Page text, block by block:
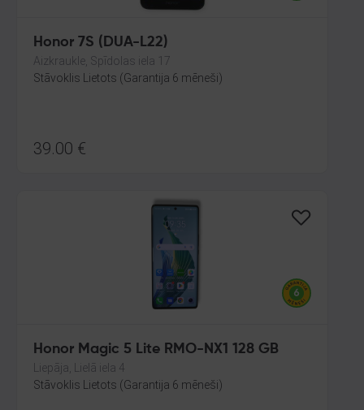
Honor 7S (DUA-L22)
Aizkraukle, Spīdolas iela 17
Stāvoklis Lietots (Garantija 6 mēneši)
39.00 €
Honor Magic 5 Lite RMO-NX1 128 GB
Liepāja, Lielā iela 4
Stāvoklis Lietots (Garantija 6 mēneši)